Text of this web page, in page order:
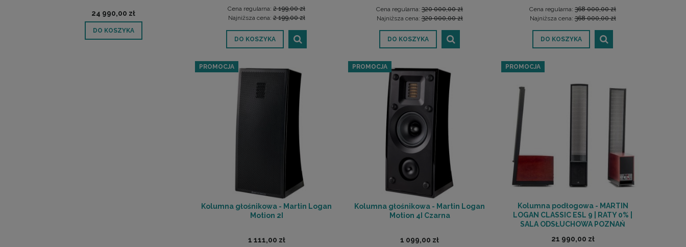
24 990,00 zł
DO KOSZYKA
Cena regularna: 2 199,00 zł
Najniższa cena:2 199,00 zł
DO KOSZYKA
Cena regularna: 320 000,00 zł
Najniższa cena:320 000,00 zł
DO KOSZYKA
Cena regularna: 368 000,00 zł
Najniższa cena:368 000,00 zł
DO KOSZYKA
Kolumna głośnikowa - Martin Logan
Motion 2I
1 111,00 zł
PROMOCJA
Kolumna głośnikowa - Martin Logan
Motion 4I Czarna
1 099,00 zł
PROMOCJA
Kolumna podłogowa - MARTIN
LOGAN CLASSIC ESL 9 | RATY 0% |
SALA ODSŁUCHOWA POZNAŃ
21 990,00 zł
PROMOCJA